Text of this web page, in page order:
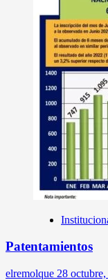
Patentamientos
elremolque 28